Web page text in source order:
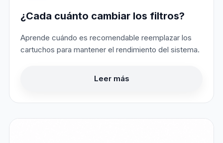
¿Cada cuánto cambiar los filtros?
Aprende cuándo es recomendable reemplazar los
cartuchos para mantener el rendimiento del sistema.
Leer más